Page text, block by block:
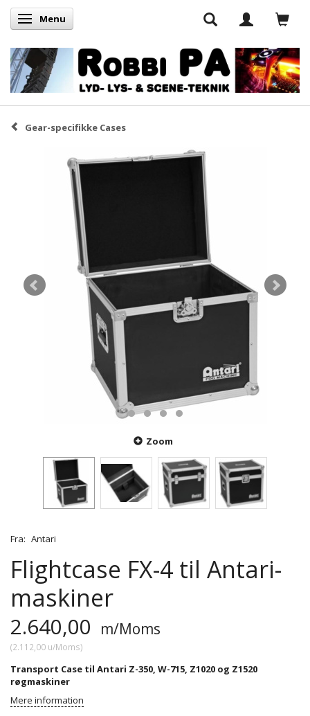
Skifte navigation
Menu
Gear-specifikke Cases
Zoom
Fra: Antari
Flightcase FX-4 til Antari-
maskiner
2.640,00 m/Moms
(2.112,00 u/Moms)
Transport Case til Antari Z-350, W-715, Z1020 og Z1520
røgmaskiner
Mere information